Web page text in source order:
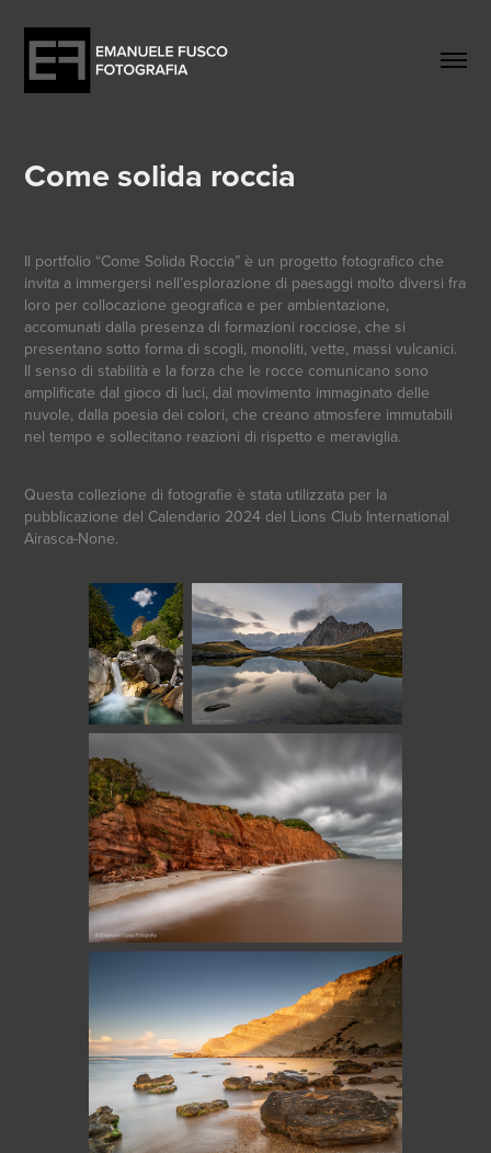
Come solida roccia
Il portfolio “Come Solida Roccia” è un progetto fotografico che
invita a immergersi nell’esplorazione di paesaggi molto diversi fra
loro per collocazione geografica e per ambientazione,
accomunati dalla presenza di formazioni rocciose, che si
presentano sotto forma di scogli, monoliti, vette, massi vulcanici.
Il senso di stabilità e la forza che le rocce comunicano sono
amplificate dal gioco di luci, dal movimento immaginato delle
nuvole, dalla poesia dei colori, che creano atmosfere immutabili
nel tempo e sollecitano reazioni di rispetto e meraviglia.
Questa collezione di fotografie è stata utilizzata per la
pubblicazione del Calendario 2024 del Lions Club International
Airasca-None.